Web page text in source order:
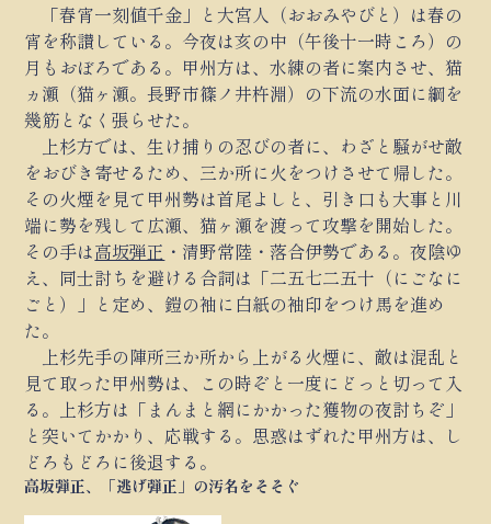
「春宵一刻値千金」と大宮人（おおみやびと）は春の
宵を称讃している。今夜は亥の中（午後十一時ころ）の
月もおぼろである。甲州方は、水練の者に案内させ、猫
ヵ瀬（猫ヶ瀬。長野市篠ノ井杵淵）の下流の水面に綱を
幾筋となく張らせた。
上杉方では、生け捕りの忍びの者に、わざと騒がせ敵
をおびき寄せるため、三か所に火をつけさせて帰した。
その火煙を見て甲州勢は首尾よしと、引き口も大事と川
端に勢を残して広瀬、猫ヶ瀬を渡って攻撃を開始した。
その手は高坂弾正 ・清野常陸・落合伊勢である。夜陰ゆ
え、同士討ちを避ける合詞は「二五七二五十（にごなに
ごと）」と定め、鎧の袖に白紙の袖印をつけ馬を進め
た。
上杉先手の陣所三か所から上がる火煙に、敵は混乱と
見て取った甲州勢は、この時ぞと一度にどっと切って入
る。上杉方は「まんまと網にかかった獲物の夜討ちぞ」
と突いてかかり、応戦する。思惑はずれた甲州方は、し
どろもどろに後退する。
高坂弾正、「逃げ弾正」の汚名をそそぐ